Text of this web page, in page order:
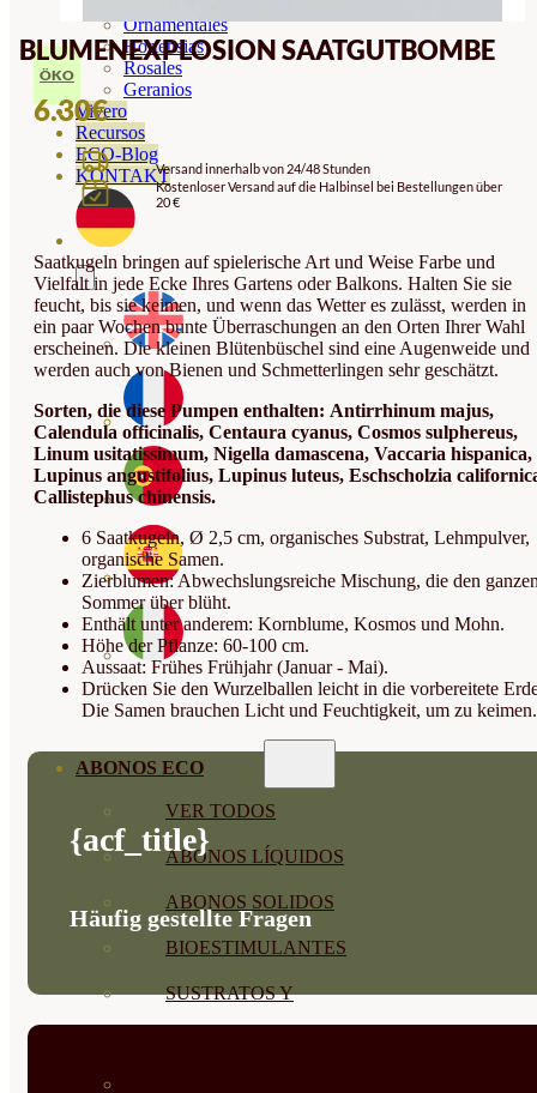
Ornamentales
Hortensias
Rosales
Geranios
Vivero
Recursos
ECO-Blog
KONTAKT
ABONOS ECO
VER TODOS
ABONOS LÍQUIDOS
ABONOS SOLIDOS
BIOESTIMULANTES
SUSTRATOS Y
BLUMENEXPLOSION SAATGUTBOMBE
ÖKO
6.30€
Versand innerhalb von 24/48 Stunden
Kostenloser Versand auf die Halbinsel bei Bestellungen über
20 €
Saatkugeln bringen auf spielerische Art und Weise Farbe und
Vielfalt in jede Ecke Ihres Gartens oder Balkons. Halten Sie sie
feucht, bis sie keimen, und wenn das Wetter es zulässt, werden in
ein paar Wochen bunte Überraschungen an den Orten Ihrer Wahl
erscheinen. Die kleinen Blütenbüschel sind eine Augenweide und
werden auch von Bienen und Schmetterlingen sehr geschätzt.
Sorten, die diese Pumpen enthalten: Antirrhinum majus,
Calendula officinalis, Centaura cyanus, Cosmos sulphereus,
Linum usitatissimum, Nigella damascena, Vaccaria hispanica,
Lupinus angustifolius, Lupinus luteus, Eschscholzia
Callistephus chinensis.
6 Saatkugeln, Ø 2,5 cm, organisches Substrat, Lehmpulver,
organische Samen.
Zierblumen: Abwechslungsreiche Mischung, die den
Sommer über blüht.
Enthält unter anderem: Kornblume, Kosmos und Mohn.
Höhe der Pflanze: 60-100 cm.
Aussaat: Frühes Frühjahr (Januar - Mai).
Drücken Sie den Wurzelballen leicht in die vorbereitete
Die Samen brauchen Licht und Feuchtigkeit, um zu keimen.
{acf_title}
Häufig gestellte Fragen